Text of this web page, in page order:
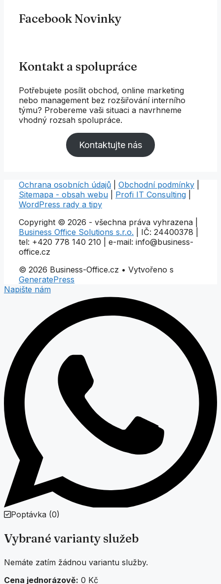
Facebook Novinky
Kontakt a spolupráce
Potřebujete posílit obchod, online marketing
nebo management bez rozšiřování interního
týmu? Probereme vaši situaci a navrhneme
vhodný rozsah spolupráce.
Kontaktujte nás
Ochrana osobních údajů Obchodní podmínky
Sitemapa - obsah webu
Profi IT Consulting
WordPress rady a tipy
Copyright © 2026 - všechna práva vyhrazena |
Business Office Solutions s.r.o. | IČ: 24400378 |
tel: +420 778 140 210 | e-mail: info@business-
office.cz
© 2026 Business-Office.cz • Vytvořeno s
GeneratePress
Napište nám
Poptávka (0)
Vybrané varianty služeb
Nemáte zatím žádnou variantu služby.
Cena jednorázově: 0 Kč